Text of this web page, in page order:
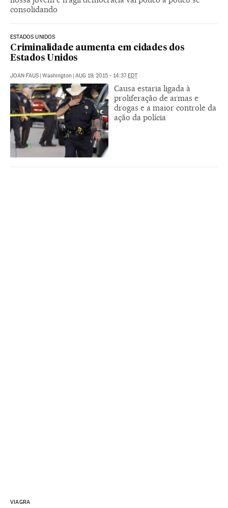
consolidando
ESTADOS UNIDOS
Criminalidade aumenta em cidades dos
Estados Unidos
JOAN FAUS | Washington | AUG 19, 2015 - 14:37EDT
Causa estaria ligada à
proliferação de armas e
drogas e a maior controle da
ação da polícia
VIAGRA